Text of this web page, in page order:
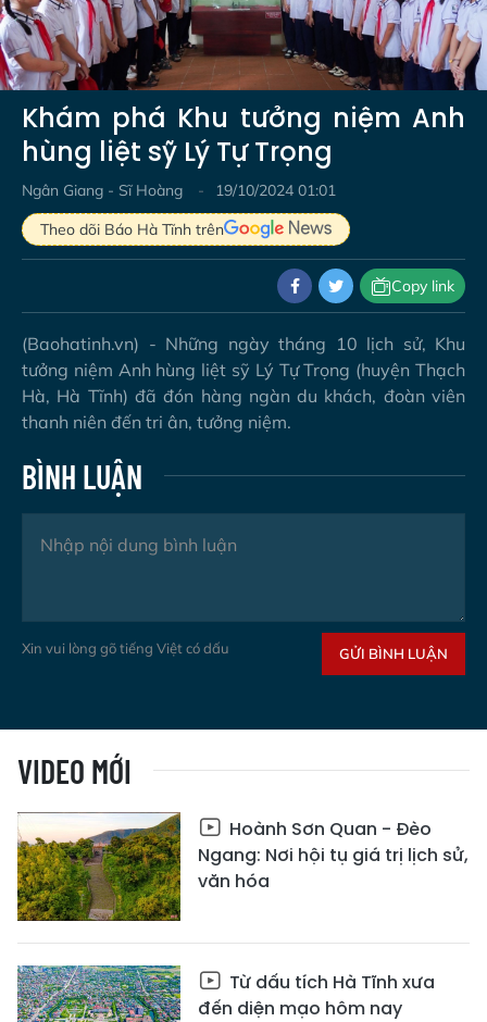
Video
Khám phá Khu tưởng niệm Anh
hùng liệt sỹ Lý Tự Trọng
Ngân Giang - Sĩ Hoàng
19/10/2024 01:01
Theo dõi Báo Hà Tĩnh trên
Copy link
(Baohatinh.vn) - Những ngày tháng 10 lịch sử, Khu
tưởng niệm Anh hùng liệt sỹ Lý Tự Trọng (huyện Thạch
Hà, Hà Tĩnh) đã đón hàng ngàn du khách, đoàn viên
thanh niên đến tri ân, tưởng niệm.
BÌNH LUẬN
Xin vui lòng gõ tiếng Việt có dấu GỬI BÌNH LUẬN
VIDEO MỚI
Hoành Sơn Quan - Đèo
Ngang: Nơi hội tụ giá trị lịch sử,
văn hóa
Từ dấu tích Hà Tĩnh xưa
đến diện mạo hôm nay